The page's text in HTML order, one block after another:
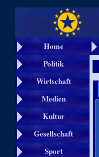
Home
Politik
Wirtschaft
Medien
Kultur
Gesellschaft
Sport